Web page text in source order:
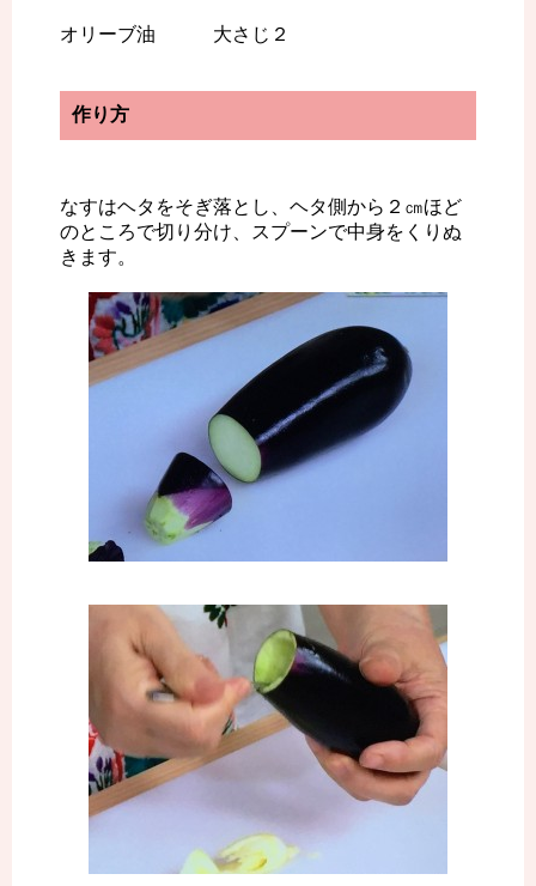
オリーブ油 大さじ２
作り方
なすはヘタをそぎ落とし、ヘタ側から２㎝ほど
のところで切り分け、スプーンで中身をくりぬ
きます。